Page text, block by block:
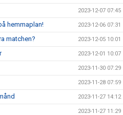
2023-12-07 07:45
hemmaplan! 2023-12-06 07:31
matchen? 2023-12-05 10:01
2023-12-01 10:07
2023-11-30 07:29
2023-11-28 07:59
2023-11-27 14:12
2023-11-27 11:29